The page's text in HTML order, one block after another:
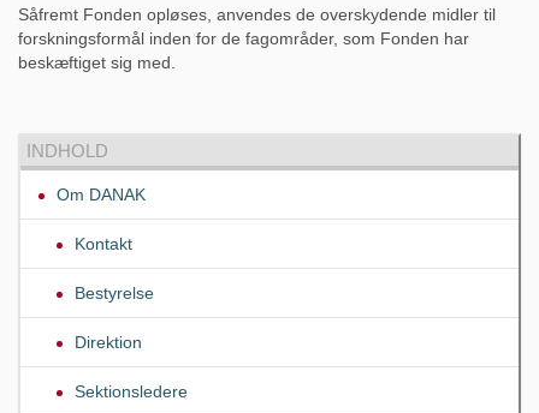
Såfremt Fonden opløses, anvendes de overskydende midler til
forskningsformål inden for de fagområder, som Fonden har
beskæftiget sig med.
INDHOLD
Om DANAK
Kontakt
Bestyrelse
Direktion
Sektionsledere